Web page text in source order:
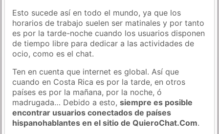
Esto sucede así en todo el mundo, ya que los
horarios de trabajo suelen ser matinales y por tanto
es por la tarde-noche cuando los usuarios disponen
de tiempo libre para dedicar a las actividades de
ocio, como es el chat.
Ten en cuenta que internet es global. Así que
cuando en Costa Rica es por la tarde, en otros
países es por la mañana, por la noche, ó
madrugada… Debido a esto,siempre es posible
encontrar usuarios conectados de países
hispanohablantes en el sitio de QuieroChat.Com.